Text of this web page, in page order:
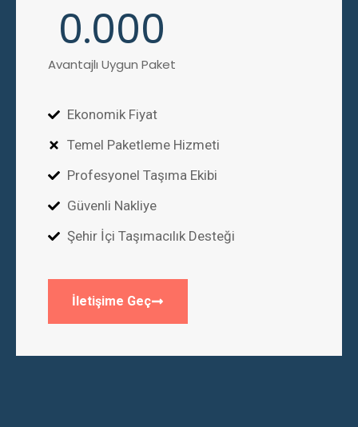
Avantajlı Uygun Paket
0.000
Ekonomik Fiyat
Temel Paketleme Hizmeti
Profesyonel Taşıma Ekibi
Güvenli Nakliye
Şehir İçi Taşımacılık Desteği
İletişime Geç